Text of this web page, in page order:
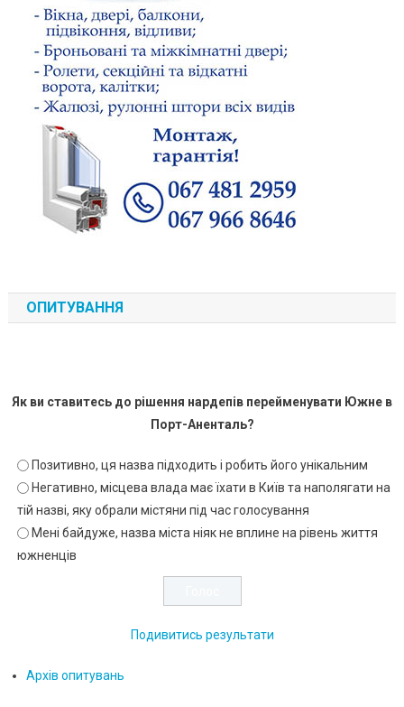
ОПИТУВАННЯ
Як ви ставитесь до рішення нардепів перейменувати Южне в
Порт-Аненталь?
Позитивно, ця назва підходить і робить його унікальним
Негативно, місцева влада має їхати в Київ та наполягати на
тій назві, яку обрали містяни під час голосування
Мені байдуже, назва міста ніяк не вплине на рівень життя
южненців
Подивитись результати
Архів опитувань